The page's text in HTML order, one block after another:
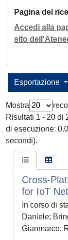
Pagina del
Accedi alla
sito
Esportazione
Mostra
Risultati 1 - 20 di
di esecuzione:
secondi).
Cross-
for IoT
In corso di
Daniele;
Gianmarco;